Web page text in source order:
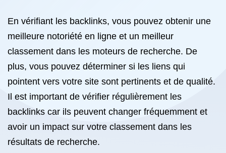
En vérifiant les backlinks, vous pouvez obtenir une
meilleure notoriété en ligne et un meilleur
classement dans les moteurs de recherche. De
plus, vous pouvez déterminer si les liens qui
pointent vers votre site sont pertinents et de qualité.
Il est important de vérifier régulièrement les
backlinks car ils peuvent changer fréquemment et
avoir un impact sur votre classement dans les
résultats de recherche.